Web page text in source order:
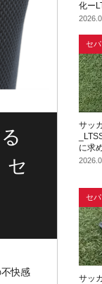
セ
快感
化ー
サッ
に求
セ
サッ
セ